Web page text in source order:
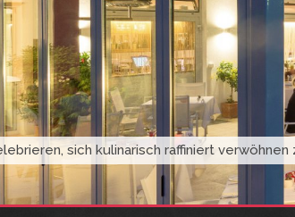
sich kulinarisch raffiniert verwöhnen